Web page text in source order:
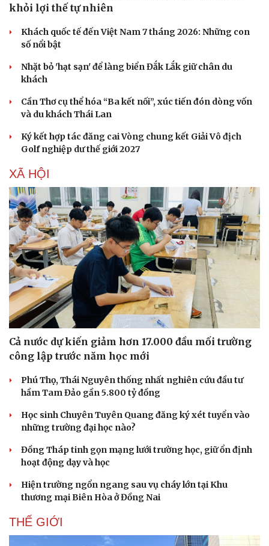
khỏi lợi thế tự nhiên
Khách quốc tế đến Việt Nam 7 tháng 2026: Những con
số nổi bật
Nhặt bỏ 'hạt sạn' để làng biển Đắk Lắk giữ chân du
khách
Cần Thơ cụ thể hóa “Ba kết nối”, xúc tiến đón dòng vốn
và du khách Thái Lan
Ký kết hợp tác đăng cai Vòng chung kết Giải Vô địch
Golf nghiệp dư thế giới 2027
XÃ HỘI
Cả nước dự kiến giảm hơn 17.000 đầu mối trường
công lập trước năm học mới
Phú Thọ, Thái Nguyên thống nhất nghiên cứu đầu tư
hầm Tam Đảo gần 5.800 tỷ đồng
Học sinh Chuyên Tuyên Quang đăng ký xét tuyển vào
những trường đại học nào?
Đồng Tháp tinh gọn mạng lưới trường học, giữ ổn định
hoạt động dạy và học
Hiện trường ngổn ngang sau vụ cháy lớn tại Khu
thương mại Biên Hòa ở Đồng Nai
THẾ GIỚI